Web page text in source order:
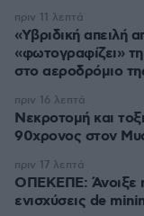
«Υβριδική απειλή
«φωτογραφίζει»
στο αεροδρόμιο
πριν 11 λεπτά
Νεκροτομή και
90χρονος στον
πριν 16 λεπτά
ΟΠΕΚΕΠΕ: Άνοιξε
ενισχύσεις de
πριν 17 λεπτά